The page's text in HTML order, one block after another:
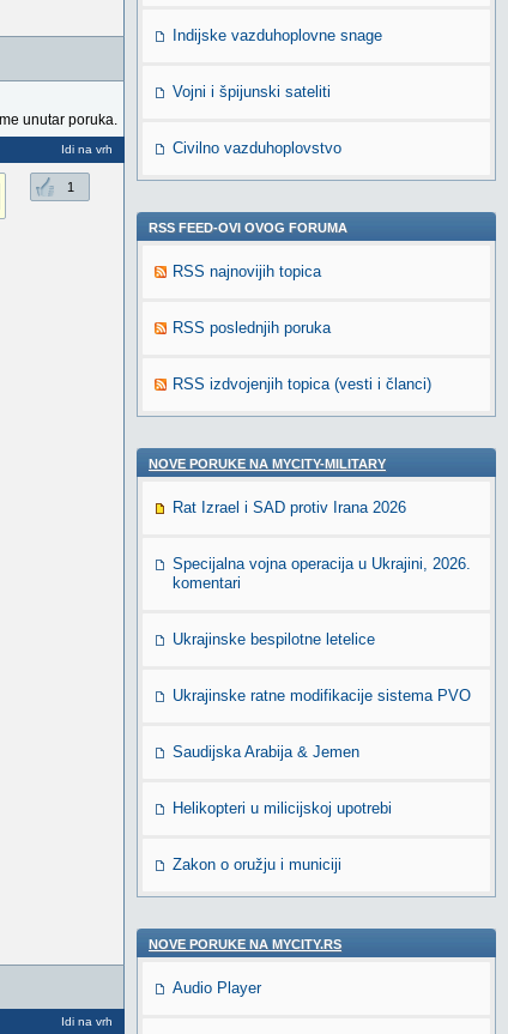
unutar poruka.
Idi na vrh
1
Idi na vrh
Indijske vazduhoplovne snage
Vojni i špijunski sateliti
Civilno vazduhoplovstvo
RSS FEED-OVI OVOG FORUMA
RSS najnovijih topica
RSS poslednjih poruka
RSS izdvojenjih topica (vesti i članci)
NOVE PORUKE NA MYCITY-MILITARY
Rat Izrael i SAD protiv Irana 2026
Specijalna vojna operacija u Ukrajini, 2026.
komentari
Ukrajinske bespilotne letelice
Ukrajinske ratne modifikacije sistema PVO
Saudijska Arabija & Jemen
Helikopteri u milicijskoj upotrebi
Zakon o oružju i municiji
NOVE PORUKE NA MYCITY.RS
Audio Player